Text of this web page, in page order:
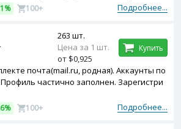
Подробнее...
100+
почта(mail.ru, родная). Аккаунты по
частично заполнен. Зарегистри
Подробнее...
100+
263 шт.
Цена за 1 шт.
от $0,925
Купить